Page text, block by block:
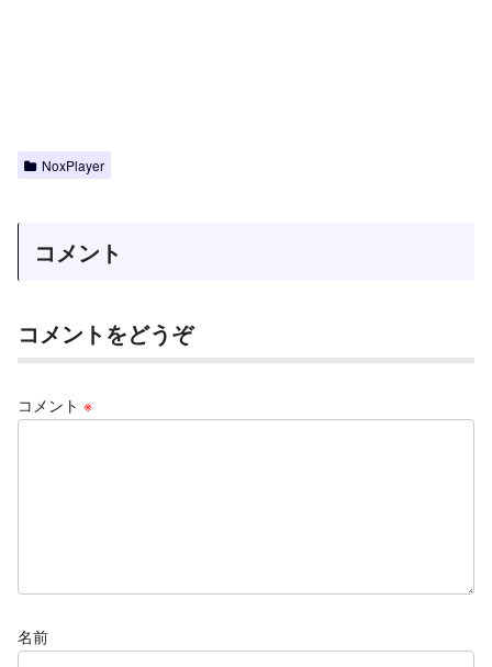
NoxPlayer
コメント
コメントをどうぞ
コメント ※
名前